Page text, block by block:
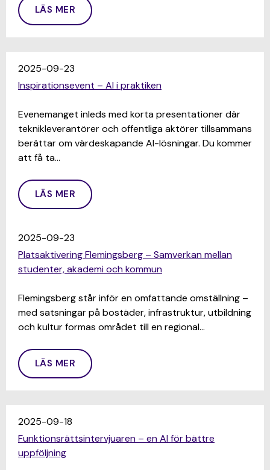
LÄS MER
2025-09-23
Inspirationsevent – AI i praktiken
Evenemanget inleds med korta presentationer där
teknikleverantörer och offentliga aktörer tillsammans
berättar om värdeskapande AI-lösningar. Du kommer
att få ta…
LÄS MER
2025-09-23
Platsaktivering Flemingsberg – Samverkan mellan
studenter, akademi och kommun
Flemingsberg står inför en omfattande omställning –
med satsningar på bostäder, infrastruktur, utbildning
och kultur formas området till en regional…
LÄS MER
2025-09-18
Funktionsrättsintervjuaren – en AI för bättre
uppföljning